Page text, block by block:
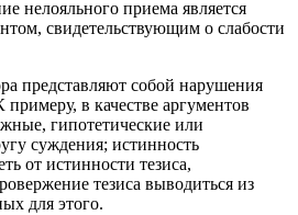
нелояльного приема является
свидетельствующим о слабости
представляют собой нарушения
примеру, в качестве аргументов
гипотетические или
суждения; истинность
от истинности тезиса,
тезиса выводиться из
для этого.